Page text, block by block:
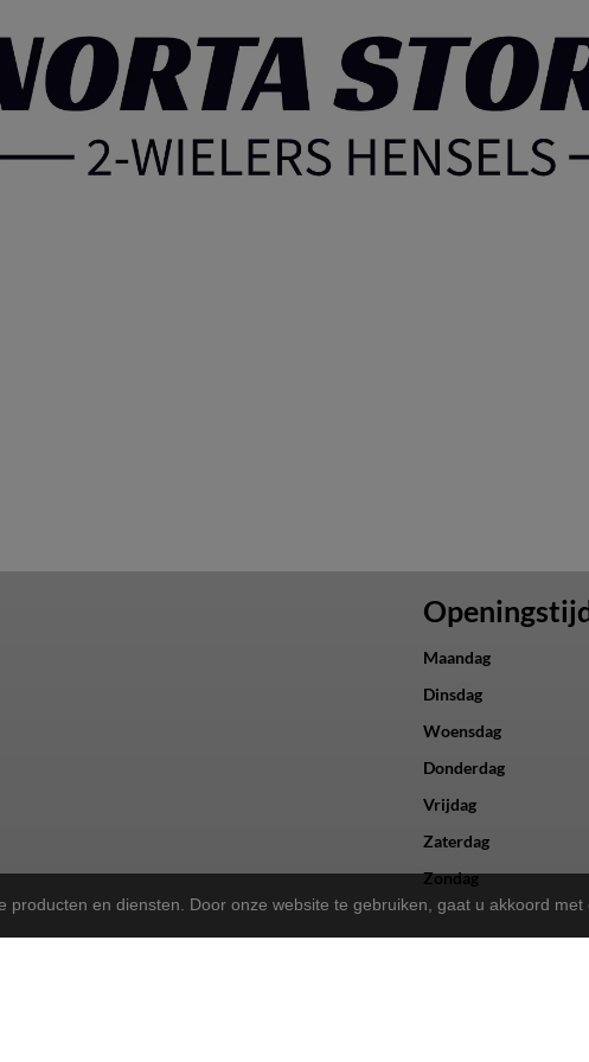
Maandag
Dinsdag
Woensdag
Donderdag
Vrijdag
Zaterdag
Zondag
en diensten. Door onze website te gebruiken, gaat u akkoord